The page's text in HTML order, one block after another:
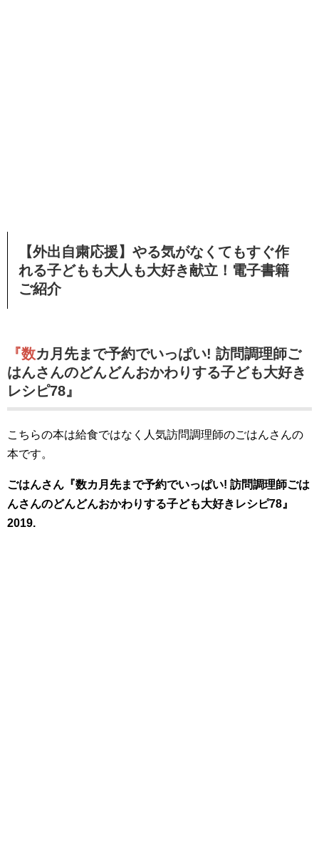
【外出自粛応援】やる気がなくてもすぐ作
れる子どもも大人も大好き献立！電子書籍
ご紹介
『数カ月先まで予約でいっぱい! 訪問調理師ご
はんさんのどんどんおかわりする子ども大好き
レシピ78』
こちらの本は給食ではなく人気訪問調理師のごはんさんの
本です。
ごはんさん『数カ月先まで予約でいっぱい! 訪問調理師ごは
んさんのどんどんおかわりする子ども大好きレシピ78』
2019.